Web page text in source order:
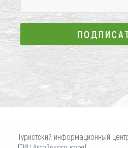
Туристский информационный